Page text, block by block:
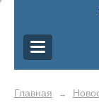
Главная →